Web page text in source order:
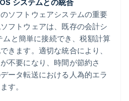
システムとの統合
ソフトウェアシステムの重要
フトウェアは、既存の会計シ
ムと簡単に接続でき、税額計算
きます。適切な統合により、
不要になり、時間が節約さ
ータ転送における人為的エラ
す。